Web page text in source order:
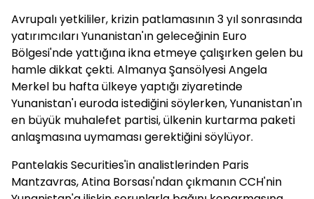
Avrupalı yetkililer, krizin patlamasının 3 yıl sonrasında
yatırımcıları Yunanistan'ın geleceğinin Euro
Bölgesi'nde yattığına ikna etmeye çalışırken gelen bu
hamle dikkat çekti. Almanya Şansölyesi Angela
Merkel bu hafta ülkeye yaptığı ziyaretinde
Yunanistan'ı euroda istediğini söylerken, Yunanistan'ın
en büyük muhalefet partisi, ülkenin kurtarma paketi
anlaşmasına uymaması gerektiğini söylüyor.
Pantelakis Securities'in analistlerinden Paris
Mantzavras, Atina Borsası'ndan çıkmanın CCH'nin